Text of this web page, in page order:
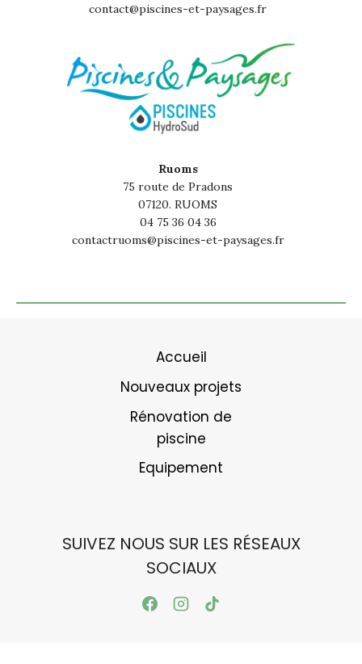
contact@piscines-et-paysages.fr
Ruoms
75 route de Pradons
07120. RUOMS
04 75 36 04 36
contactruoms@piscines-et-paysages.fr
Accueil
Nouveaux projets
Rénovation de
piscine
Equipement
SUIVEZ NOUS SUR LES RÉSEAUX
SOCIAUX